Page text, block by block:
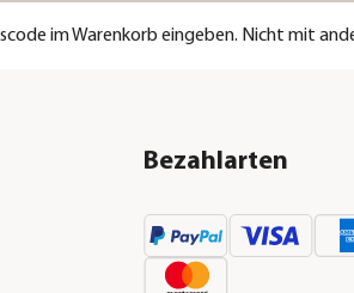
im Warenkorb eingeben. Nicht mit
Bezahlarten